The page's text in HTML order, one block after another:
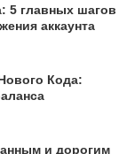
5 главных шагов
аккаунта
Кода:
и дорогим